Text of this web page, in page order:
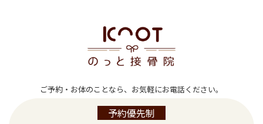
ご予約・お体のことなら、お気軽にお電話ください。
予約優先制